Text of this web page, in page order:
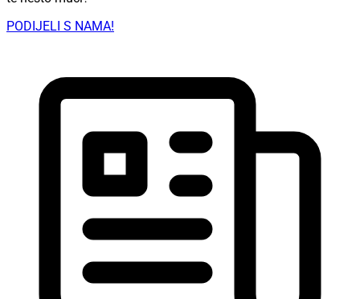
PODIJELI S NAMA!